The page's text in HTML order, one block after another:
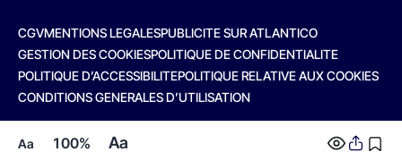
Aa 100% Aa
CGVMENTIONS LEGALESPUBLICITE SUR ATLANTICO
GESTION DES COOKIESPOLITIQUE DE CONFIDENTIALITE
POLITIQUE D’ACCESSIBILITEPOLITIQUE RELATIVE AUX COOKIES
CONDITIONS GENERALES D’UTILISATION